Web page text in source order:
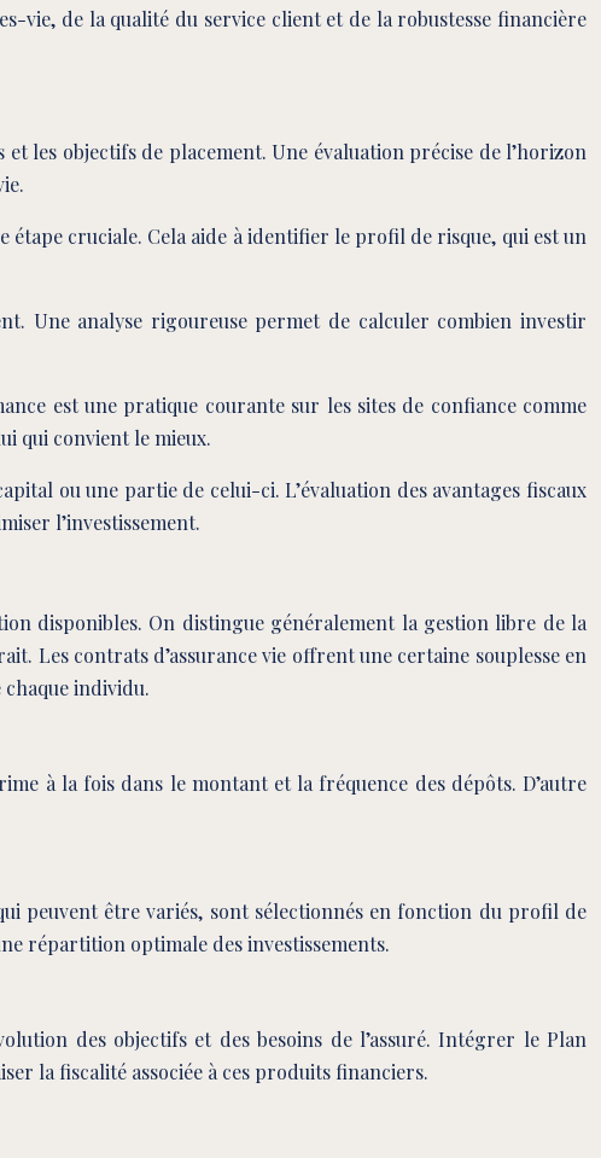
vie, de la qualité du service client et de la robustesse financière
les objectifs de placement. Une évaluation précise de l’horizon
cruciale. Cela aide à identifier le profil de risque, qui est un
Une analyse rigoureuse permet de calculer combien investir
est une pratique courante sur les sites de confiance comme
qui convient le mieux.
ou une partie de celui-ci. L’évaluation des avantages fiscaux
l’investissement.
disponibles. On distingue généralement la gestion libre de la
Les contrats d’assurance vie offrent une certaine souplesse en
individu.
à la fois dans le montant et la fréquence des dépôts. D’autre
peuvent être variés, sont sélectionnés en fonction du profil de
répartition optimale des investissements.
des objectifs et des besoins de l’assuré. Intégrer le Plan
la fiscalité associée à ces produits financiers.